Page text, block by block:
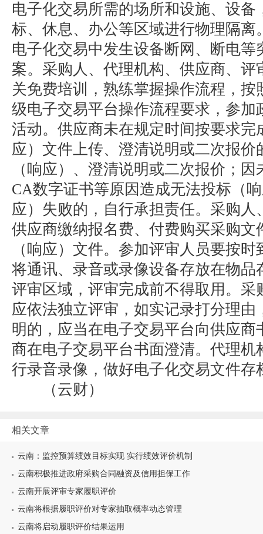
电子化交易所需的场所和设施、设备
标、休息、办公等区域进行物理隔离
电子化交易中发生设备断网、断电等
案。采购人、代理机构、供应商、评
关免费培训，熟练掌握操作流程，按
级电子交易平台操作流程要求，参加
活动。供应商未在规定时间按要求完
应）文件上传、澄清说明或二次报价
（响应）、澄清说明或二次报价；
CA数字证书等原因造成无法投标（
应）失败的，自行承担责任。采购人
供应商缴纳报名费、付费购买采购文
（响应）文件。参加评审人员要按
将通讯、录音或录像设备存放在物品
评审区域，评审完成前不得取用。采
应依法独立评审，如实记录打分理由
明的，应当在电子交易平台向供应商
商在电子交易平台书面澄清。代理机
行录音录像，做好电子化交易文件存
（云财）
相关文章
云南：监控预算绩效目标实现 实行绩效评价机制
云南积极推进政府采购合同融资及信用担保工作
云南开展评审专家履职评价
云南将根据履职评价对专家抽取概率动态管理
云南将启动履职评价结果运用